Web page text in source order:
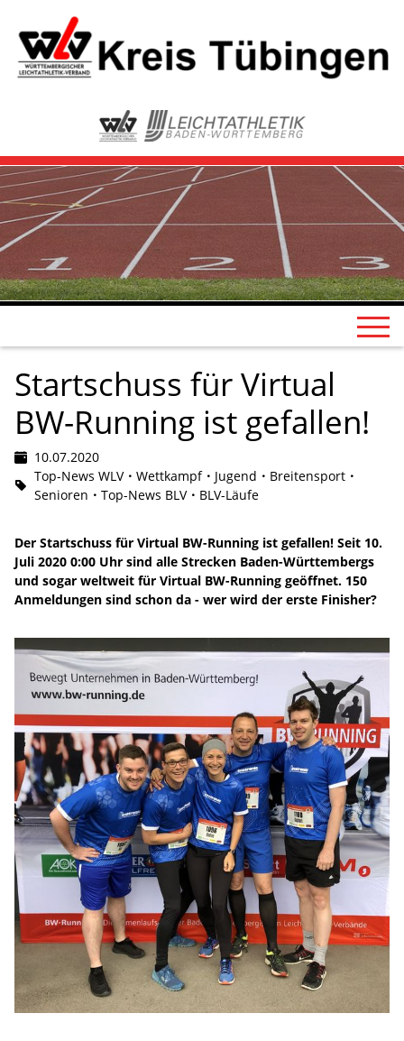
Startschuss für Virtual
BW-Running ist gefallen!
10.07.2020
Top-News WLV
Wettkampf Jugend
Breitensport
Senioren
Top-News BLV BLV-Läufe
Der Startschuss für Virtual BW-Running ist gefallen! Seit 10.
Juli 2020 0:00 Uhr sind alle Strecken Baden-Württembergs
und sogar weltweit für Virtual BW-Running geöffnet. 150
Anmeldungen sind schon da - wer wird der erste Finisher?